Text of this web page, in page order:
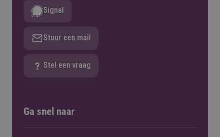
Signal
Stuur een mail
Stel een vraag
Ga snel naar